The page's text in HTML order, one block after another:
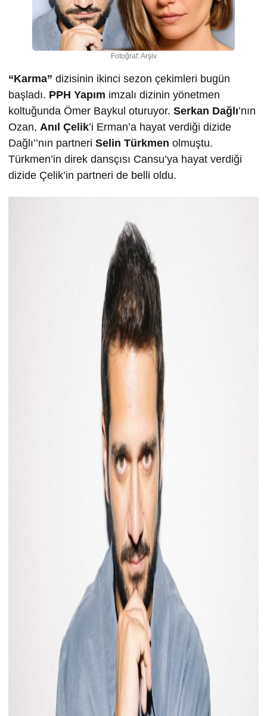
Fotoğraf: Arşiv
“Karma” dizisinin ikinci sezon çekimleri bugün
başladı. PPH Yapım imzalı dizinin yönetmen
koltuğunda Ömer Baykul oturuyor. Serkan Dağlı’nın
Ozan, Anıl Çelik’i Erman’a hayat verdiği dizide
Dağlı’’nın partneri Selin Türkmen olmuştu.
Türkmen’in direk dansçısı Cansu’ya hayat verdiği
dizide Çelik’in partneri de belli oldu.